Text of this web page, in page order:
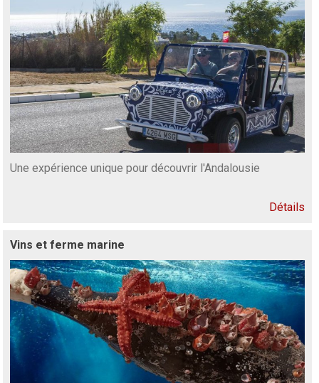
Une expérience unique pour découvrir l'Andalousie
Détails
Vins et ferme marine